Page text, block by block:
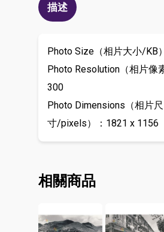
描述
Photo Size（相片大小/KB
Photo Resolution（相片像
300
Photo Dimensions（相片尺
寸/pixels）：1821 x 1156
相關商品